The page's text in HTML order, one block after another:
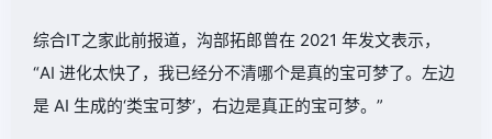
综合IT之家此前报道，沟部拓郎曾在 2021 年发文表示，
“AI 进化太快了，我已经分不清哪个是真的宝可梦了。左边
是 AI 生成的‘类宝可梦’，右边是真正的宝可梦。”